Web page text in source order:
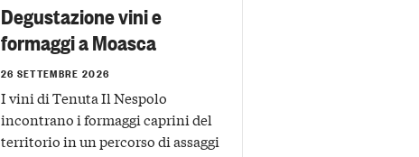
Degustazione vini e
formaggi a Moasca
26 SETTEMBRE 2026
I vini di Tenuta Il Nespolo
incontrano i formaggi caprini del
territorio in un percorso di assaggi